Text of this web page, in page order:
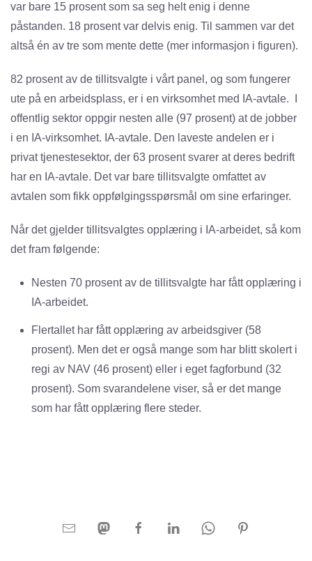
var bare 15 prosent som sa seg helt enig i denne
påstanden. 18 prosent var delvis enig. Til sammen var det
altså én av tre som mente dette (mer informasjon i figuren).
82 prosent av de tillitsvalgte i vårt panel, og som fungerer
ute på en arbeidsplass, er i en virksomhet med IA-avtale. I
offentlig sektor oppgir nesten alle (97 prosent) at de jobber
i en IA-virksomhet. IA-avtale. Den laveste andelen er i
privat tjenestesektor, der 63 prosent svarer at deres bedrift
har en IA-avtale. Det var bare tillitsvalgte omfattet av
avtalen som fikk oppfølgingsspørsmål om sine erfaringer.
Når det gjelder tillitsvalgtes opplæring i IA-arbeidet, så kom
det fram følgende:
Nesten 70 prosent av de tillitsvalgte har fått opplæring i
IA-arbeidet.
Flertallet har fått opplæring av arbeidsgiver (58
prosent). Men det er også mange som har blitt skolert i
regi av NAV (46 prosent) eller i eget fagforbund (32
prosent). Som svarandelene viser, så er det mange
som har fått opplæring flere steder.